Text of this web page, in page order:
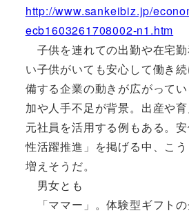
http://www.sankeibiz.jp/
ecb1603261708002-n1.htm
子供を連れての出勤や在宅
い子供がいても安心して働き
備する企業の動きが広がって
加や人手不足が背景。出産や
元社員を活用する例もある。
性活躍推進」を掲げる中、こ
増えそうだ。
男女とも
「ママー」。体験型ギフト